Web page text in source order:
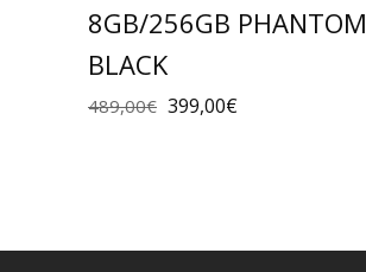
8GB/256GB PHANTOM
BLACK
489,00€ 399,00€